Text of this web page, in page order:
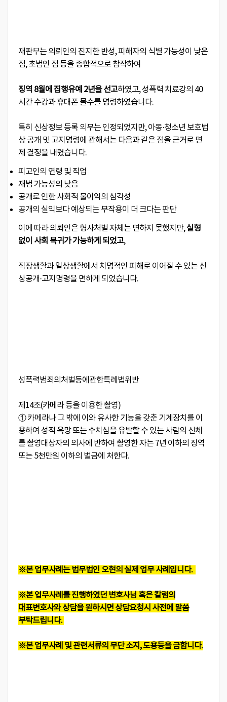
재판부는 의뢰인의 진지한 반성, 피해자의 식별 가능성이 낮은
점, 초범인 점 등을 종합적으로 참작하여
징역 8월에 집행유예 2년을 선고하였고, 성폭력 치료강의 40
시간 수강과 휴대폰 몰수를 명령하였습니다.
특히 신상정보 등록 의무는 인정되었지만, 아동·청소년 보호법
상 공개 및 고지명령에 관해서는 다음과 같은 점을 근거로 면
제 결정을 내렸습니다.
피고인의 연령 및 직업
재범 가능성의 낮음
공개로 인한 사회적 불이익의 심각성
공개의 실익보다 예상되는 부작용이 더 크다는 판단
이에 따라 의뢰인은 형사처벌 자체는 면하지 못했지만,실형
없이 사회 복귀가 가능하게 되었고,
직장생활과 일상생활에서 치명적인 피해로 이어질 수 있는 신
상공개·고지명령을 면하게 되었습니다.
성폭력범죄의처벌등에관한특례법위반
제14조(카메라 등을 이용한 촬영)
① 카메라나 그 밖에 이와 유사한 기능을 갖춘 기계장치를 이
용하여 성적 욕망 또는 수치심을 유발할 수 있는 사람의 신체
를 촬영대상자의 의사에 반하여 촬영한 자는 7년 이하의 징역
또는 5천만원 이하의 벌금에 처한다.
※본 업무사례는 법무법인 오현의 실제 업무 사례입니다.
※본 업무사례를 진행하였던 변호사님 혹은 칼럼의
대표변호사와 상담을 원하시면 상담요청시 사전에 말씀
부탁드립니다.
※본 업무사례 및 관련서류의 무단 소지, 도용등을 금합니다.